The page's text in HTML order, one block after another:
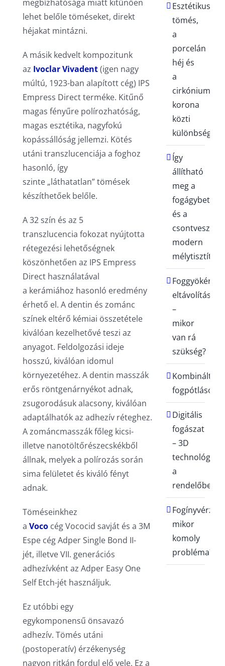
megbízhatósága miatt kitűnően
lehet belőle töméseket, direkt
héjakat mintázni.
A másik kedvelt kompozitunk
az Ivoclar Vivadent(igen nagy
múltú, 1923-ban alapított cég) IPS
Empress Direct terméke. Kitűnő
magas fényűre polírozhatóság,
magas esztétika, nagyfokú
kopássállóság jellemzi. Kötés
utáni transzlucenciája a foghoz
hasonló, így
szinte „láthatatlan” tömések
készíthetőek belőle.
A 32 szín és az 5
transzlucencia fokozat nyújtotta
rétegezési lehetőségnek
köszönhetően az IPS Empress
Direct használatával
a kerámiához hasonló eredmény
érhető el. A dentin és zománc
színek eltérő kémiai összetétele
kiválóan kezelhetővé teszi az
anyagot. Feldolgozási ideje
hosszú, kiválóan idomul
környezetéhez. A dentin masszák
erős röntgenárnyékot adnak,
zsugorodásuk alacsony, kiválóan
adaptálhatók az adhezív réteghez.
A zománcmasszák főleg kicsi-
illetve nanotöltőrészecskékből
állnak, melyek a polírozás során
sima felületet és kiváló fényt
adnak.
Töméseinkhez
a Vococég Vococid savját és a 3M
Espe cég Adper Single Bond II-
jét, illetve VII. generációs
adhezívként az Adper Easy One
Self Etch-jét használjuk.
Ez utóbbi egy
egykomponensű önsavazó
adhezív. Tömés utáni
(postoperatív) érzékenység
nagyon ritkán fordul elő vele. Ez a
Esztétikus
tömés,
a
porcelán
héj és
a
cirkónium
korona
közti
különbségek
Így
állítható
meg a
és a
csontvesztés
modern
Foggyökér
eltávolítása
–
mikor
van rá
szükség?
Kombinált
fogpótlások
Digitális
fogászat
– 3D
technológia
a
rendelőben
Fogínyvérzés:
mikor
komoly
probléma?